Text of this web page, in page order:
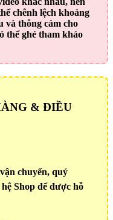
chênh lệch khoảng
và thông cảm cho
thể ghé tham khảo
& ĐIỀU
chuyển, quý
Shop để được hỗ